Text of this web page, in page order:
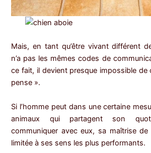
Mais, en tant qu’être vivant différent de
n’a pas les mêmes codes de
ce fait, il devient presque impossible de
pense ».
Si l’homme peut dans une certaine
animaux qui partagent son
communiquer avec eux, sa maîtrise de
limitée à ses sens les plus performants.